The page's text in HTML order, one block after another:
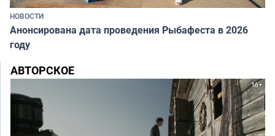
НОВОСТИ
Анонсирована дата проведения Рыбафеста в 2026
году
АВТОРСКОЕ